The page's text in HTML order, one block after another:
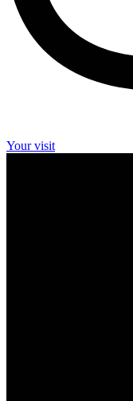
Your visit